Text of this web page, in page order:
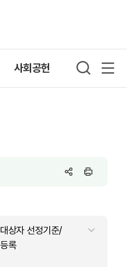
사회공헌
SNS인
대상자 선정기준/
등록